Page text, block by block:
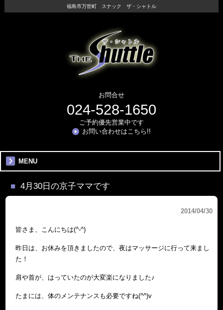
福島市万世町 スナック ザ・シャトル
お問合せ
024-528-1650
ご予約優先営業中です
お問い合わせはこちら!!
MENU
4月30日の京子ママです
2014/04/30
皆さま、こんにちは(^-^)
昨日は、お休みを頂きましたので、夜はマッサージに行って来まし
た！
肩や首が、はっていたのが大変楽になりました♪
たまには、体のメンテナンスも必要ですね(^^)v